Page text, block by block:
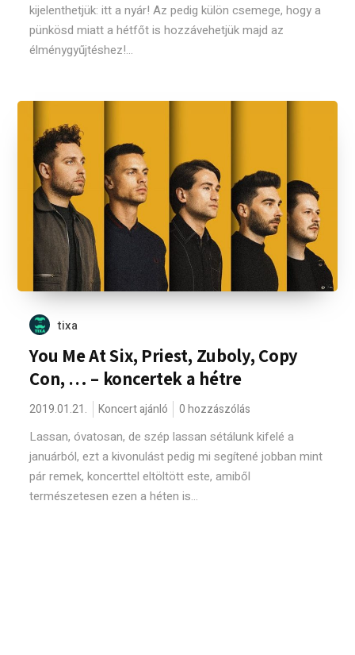
kijelenthetjük: itt a nyár! Az pedig külön csemege, hogy a
pünkösd miatt a hétfőt is hozzávehetjük majd az
élménygyűjtéshez!...
tixa
You Me At Six, Priest, Zuboly, Copy
Con, … – koncertek a hétre
2019.01.21. Koncert ajánló 0 hozzászólás
Lassan, óvatosan, de szép lassan sétálunk kifelé a
januárból, ezt a kivonulást pedig mi segítené jobban mint
pár remek, koncerttel eltöltött este, amiből
természetesen ezen a héten is...